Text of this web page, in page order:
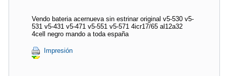
Vendo bateria acernueva sin estrinar original v5-530 v5-
531 v5-431 v5-471 v5-551 v5-571 4icr17/65 al12a32
4cell negro mando a toda españa
Impresión